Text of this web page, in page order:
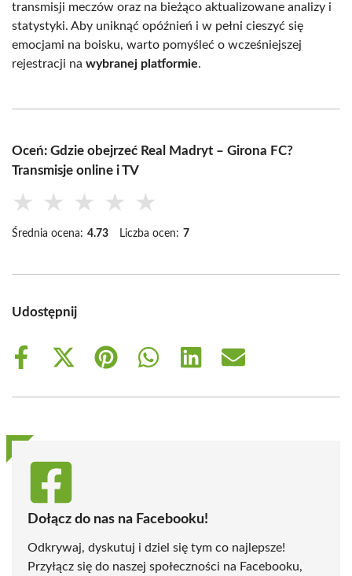
transmisji meczów oraz na bieżąco aktualizowane analizy i
statystyki. Aby uniknąć opóźnień i w pełni cieszyć się
emocjami na boisku, warto pomyśleć o wcześniejszej
rejestracji na wybranej platformie.
Oceń: Gdzie obejrzeć Real Madryt – Girona FC?
Transmisje online i TV
★ ★ ★ ★ ★
Średnia ocena: 4.73 Liczba ocen: 7
Udostępnij
Share
Share
(Twitter)
Share
Share
Share
Share
Dołącz do nas na Facebooku!
Odkrywaj, dyskutuj i dziel się tym co najlepsze!
Przyłącz się do naszej społeczności na Facebooku,